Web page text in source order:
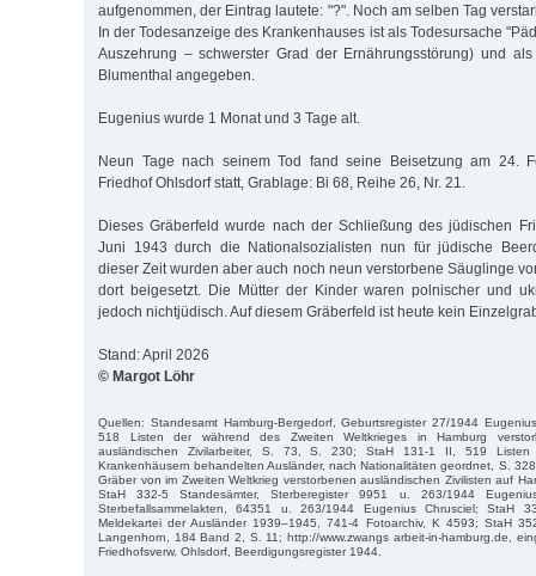
aufgenommen, der Eintrag lautete: "?". Noch am selben Tag
In der Todesanzeige des Krankenhauses ist als Todesursache
Auszehrung – schwerster Grad der Ernährungsstörung) und als
Blumenthal angegeben.
Eugenius wurde 1 Monat und 3 Tage alt.
Neun Tage nach seinem Tod fand seine Beisetzung am 24.
Friedhof Ohlsdorf statt, Grablage: Bi 68, Reihe 26, Nr. 21.
Dieses Gräberfeld wurde nach der Schließung des jüdischen
Juni 1943 durch die Nationalsozialisten nun für jüdische
dieser Zeit wurden aber auch noch neun verstorbene Säuglinge
dort beigesetzt. Die Mütter der Kinder waren polnischer und
jedoch nichtjüdisch. Auf diesem Gräberfeld ist heute kein
Stand: April 2026
© Margot Löhr
Quellen: Standesamt Hamburg-Bergedorf, Geburtsregister 27/1944
518 Listen der während des Zweiten Weltkrieges in Hamburg
ausländischen Zivilarbeiter, S. 73, S. 230; StaH 131-1 II, 519
Krankenhäusern behandelten Ausländer, nach Nationalitäten geordnet, S.
Gräber von im Zweiten Weltkrieg verstorbenen ausländischen Zivilisten auf
StaH 332-5 Standesämter, Sterberegister 9951 u. 263/1944
Sterbefallsammelakten, 64351 u. 263/1944 Eugenius Chrusciel; StaH
Meldekartei der Ausländer 1939–1945, 741-4 Fotoarchiv, K 4593; StaH
Langenhorn, 184 Band 2, S. 11; http://www.zwangs arbeit-in-hamburg.de,
Friedhofsverw. Ohlsdorf, Beerdigungsregister 1944.